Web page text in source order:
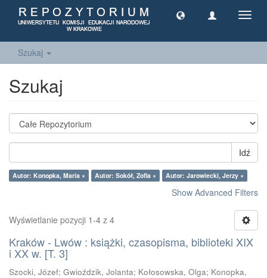
Szukaj
Szukaj
Idź
Autor: Konopka, Maria × Autor: Sokół, Zofia × Autor: Jarowiecki, Jerzy ×
Show Advanced Filters
Wyświetlanie pozycji 1-4 z 4
Kraków - Lwów : książki, czasopisma, biblioteki XIX
i XX w. [T. 3]
Szocki, Józef; Gwioździk, Jolanta; Kołosowska, Olga; Konopka,